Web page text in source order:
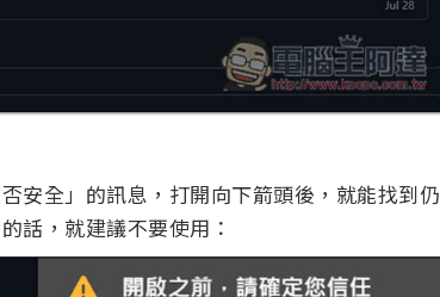
安全」的訊息，打開向下箭頭後，就能找到仍
話，就建議不要使用：